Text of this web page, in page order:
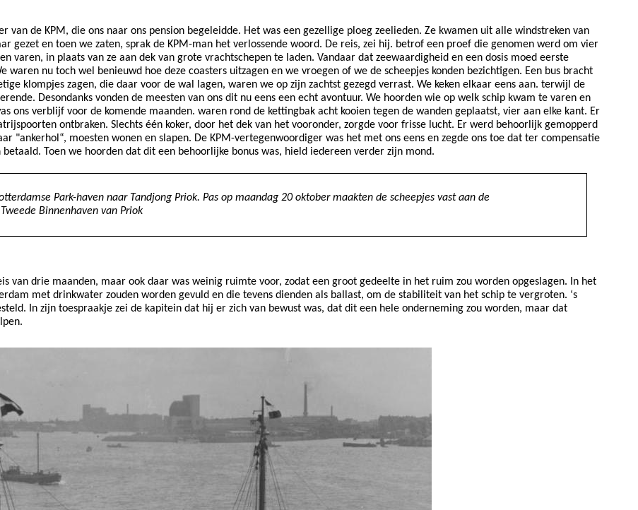
de KPM, die ons naar ons pension begeleidde. Het was een gezellige ploeg zeelieden. Ze kwamen uit alle windstreken van
gezet en toen we zaten, sprak de KPM-man het verlossende woord. De reis, zei hij. betrof een proef die genomen werd om vier
varen, in plaats van ze aan dek van grote vrachtschepen te laden. Vandaar dat zeewaardigheid en een dosis moed eerste
nu toch wel benieuwd hoe deze coasters uitzagen en we vroegen of we de scheepjes konden bezichtigen. Een bus bracht
klompjes zagen, die daar voor de wal lagen, waren we op zijn zachtst gezegd verrast. We keken elkaar eens aan. terwijl de
Desondanks vonden de meesten van ons dit nu eens een echt avontuur. We hoorden wie op welk schip kwam te varen en
ons verblijf voor de komende maanden. waren rond de kettingbak acht kooien tegen de wanden geplaatst, vier aan elke kant. Er
ontbraken. Slechts één koker, door het dek van het vooronder, zorgde voor frisse lucht. Er werd behoorlijk gemopperd
"ankerhol“, moesten wonen en slapen. De KPM-vertegenwoordiger was het met ons eens en zegde ons toe dat ter compensatie
Toen we hoorden dat dit een behoorlijke bonus was, hield iedereen verder zijn mond.
Park-haven naar Tandjong Priok. Pas op maandag 20 oktober maakten de scheepjes vast aan de
Binnenhaven van Priok
van drie maanden, maar ook daar was weinig ruimte voor, zodat een groot gedeelte in het ruim zou worden opgeslagen. In het
met drinkwater zouden worden gevuld en die tevens dienden als ballast, om de stabiliteit van het schip te vergroten. ‘s
In zijn toespraakje zei de kapitein dat hij er zich van bewust was, dat dit een hele onderneming zou worden, maar dat